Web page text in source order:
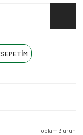
SEPETİM
Toplam 3 ürün